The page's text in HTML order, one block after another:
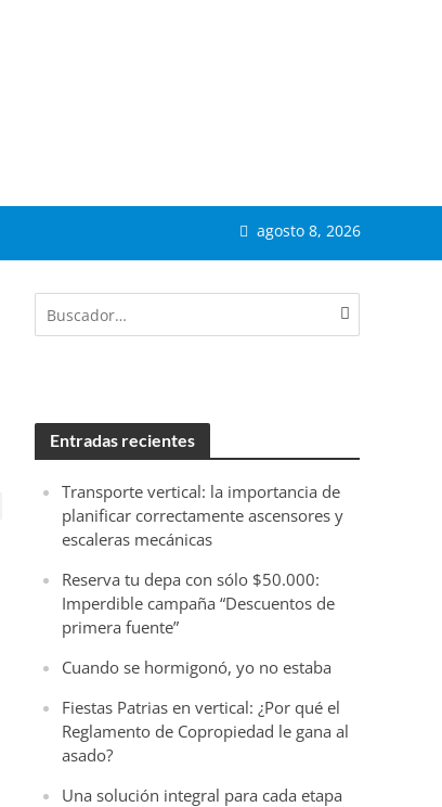
agosto 8, 2026
Entradas recientes
Transporte vertical: la importancia de
planificar correctamente ascensores y
escaleras mecánicas
Reserva tu depa con sólo $50.000:
Imperdible campaña “Descuentos de
primera fuente”
Cuando se hormigonó, yo no estaba
Fiestas Patrias en vertical: ¿Por qué el
Reglamento de Copropiedad le gana al
asado?
Una solución integral para cada etapa